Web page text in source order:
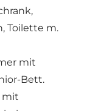
Toilette m.
mit
Bett.
mit